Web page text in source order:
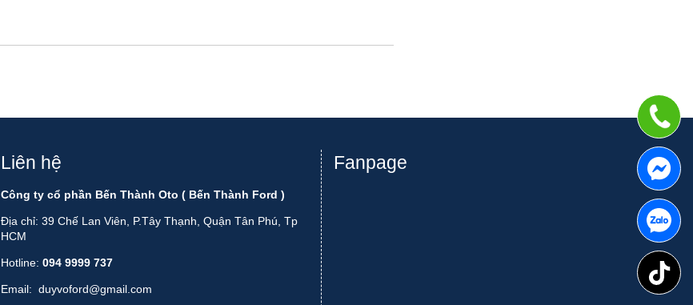
Liên hệ
Công ty cổ phần Bến Thành Oto ( Bến Thành Ford )
Địa chỉ: 39 Chế Lan Viên, P.Tây Thạnh, Quận Tân Phú, Tp
HCM
Hotline: 094 9999 737
Email: duyvoford@gmail.com
Fanpage